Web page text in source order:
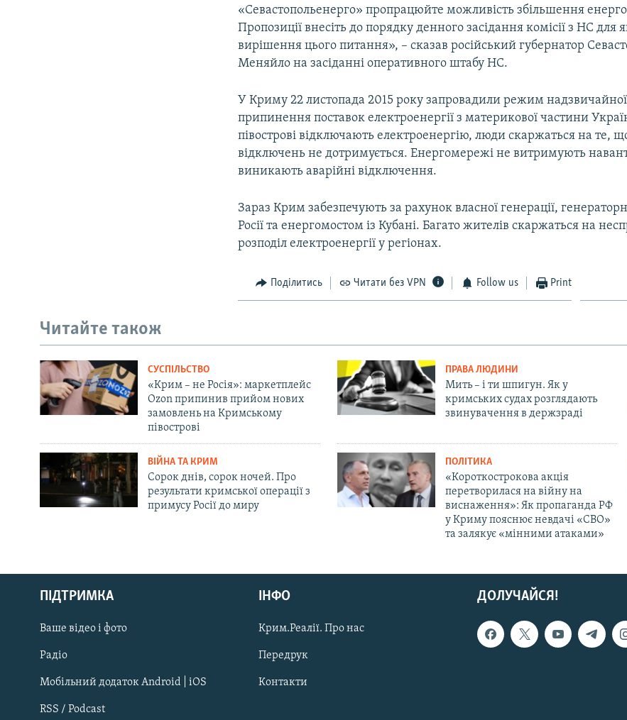
Русский
Qırımtatar
ДОЛУЧАЙСЯ!
«Севастопольенерго» пропрацюйте можливість збільшення
Пропозиції внесіть до порядку денного засідання комісії з НС
вирішення цього питання», – сказав російський губернатор
Меняйло на засіданні оперативного штабу НС.
У Криму 22 листопада 2015 року запровадили режим надзвичайної
припинення поставок електроенергії з материкової частини
півострові відключають електроенергію, люди скаржаться на те,
відключень не дотримується. Енергомережі не витримують
виникають аварійні відключення.
Зараз Крим забезпечують за рахунок власної генерації,
Росії та енергомостом із Кубані. Багато жителів скаржаться на
розподіл електроенергії у регіонах.
Поділитись Читати без VPN Follow us Print
Читайте також
СУСПІЛЬСТВО
«Крим – не Росія»: маркетплейс
Ozon припинив прийом нових
замовлень на Кримському
півострові
ПРАВА ЛЮДИНИ
Мить – і ти шпигун. Як у
кримських судах розглядають
звинувачення в держзраді
ВІЙНА ТА КРИМ
Сорок днів, сорок ночей. Про
результати кримської операції з
примусу Росії до миру
ПОЛІТИКА
«Короткострокова акція
перетворилася на війну на
виснаження»: Як пропаганда РФ
у Криму пояснює невдачі «СВО»
та залякує «мінними атаками»
ДОЛУЧАЙСЯ!
ПІДТРИМКА
Ваше відео і фото
Радіо
Мобільний додаток Android | iOS
RSS / Podcast
ІНФО
Крим.Реалії. Про нас
Передрук
Контакти